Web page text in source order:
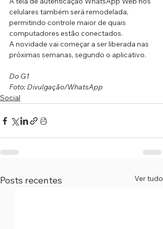
celulares também será remodelada,
permitindo controle maior de quais
computadores estão conectados.
A novidade vai começar a ser liberada nas
próximas semanas, segundo o aplicativo.
Do G1
Foto: Divulgação/WhatsApp
Social
Posts recentes Ver tudo